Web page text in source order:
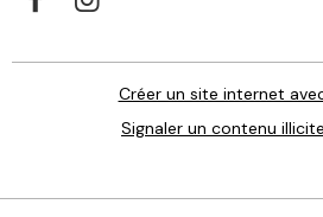
Créer un site internet
Signaler un contenu